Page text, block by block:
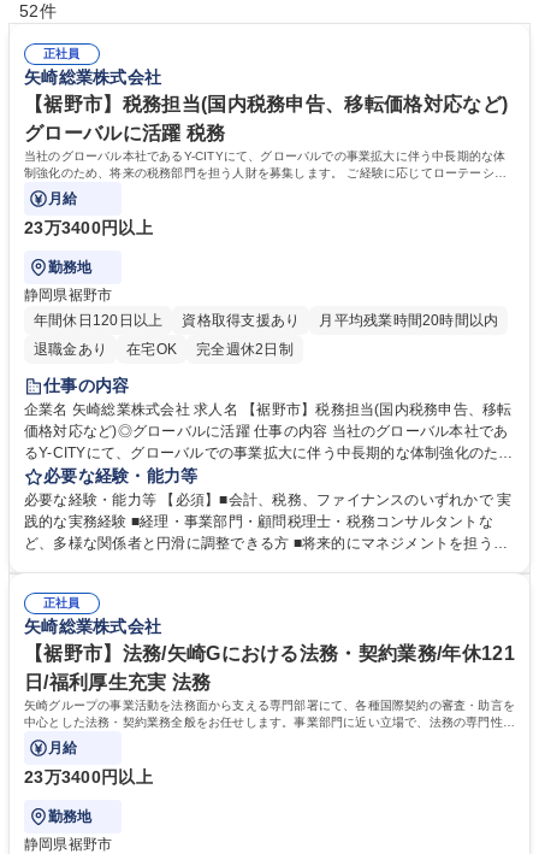
52件
正社員
矢崎総業株式会社
【裾野市】税務担当(国内税務申告、移転価格対応など)
グローバルに活躍 税務
当社のグローバル本社であるY-CITYにて、グローバルでの事業拡大に伴う中長期的な体
制強化のため、将来の税務部門を担う人財を募集します。 ご経験に応じてローテーショ
ンを行い多くの業務を経験して頂きます。
月給
23万3400円以上
勤務地
静岡県裾野市
年間休日120日以上
資格取得支援あり
月平均残業時間20時間以内
退職金あり
在宅OK 完全週休2日制
仕事の内容
企業名 矢崎総業株式会社 求人名 【裾野市】税務担当(国内税務申告、移転
価格対応など)◎グローバルに活躍 仕事の内容 当社のグローバル本社であ
るY-CITYにて、グローバルでの事業拡大に伴う中長期的な体制強化のた
め、将来の税務部門を担う人財を募集します。 ご経験に応じてローテーシ
ョンを行い多くの業務を経験して頂きます。 ＜国内税務＞・グループ通算
制度に関する親会社としての法人税確定申告 ・関係会社の税務ガバナン
ス・税務調査対応等 ＜国際税務＞・移転価格文書（ローカルファイル、マ
案実行 ・外部アドバイザー（税理士法人等）との連携・マネジメント ・B
EPS対応や最新の移転価格規制への対応 募集職種 【裾野市】税務担当(国
内税務申告、移転価格対応など)◎グローバルに活躍
必要な経験・能力等
必要な経験・能力等 【必須】■会計、税務、ファイナンスのいずれかで 実
践的な実務経験 ■経理・事業部門・顧問税理士・税務コンサルタントな
ど、多様な関係者と円滑に調整できる方 ■将来的にマネジメントを担う意
専 語学力： 資格：
正社員
矢崎総業株式会社
【裾野市】法務/矢崎Gにおける法務・契約業務/年休121
日/福利厚生充実 法務
矢崎グループの事業活動を法務面から支える専門部署にて、各種国際契約の審査・助言を
中心とした法務・契約業務全般をお任せします。事業部門に近い立場で、法務の専門性を
活かし経営・事業判断を支援します。
月給
23万3400円以上
勤務地
静岡県裾野市